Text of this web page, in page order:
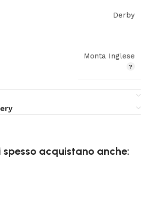
Derby
Monta Inglese
spesso acquistano anche: